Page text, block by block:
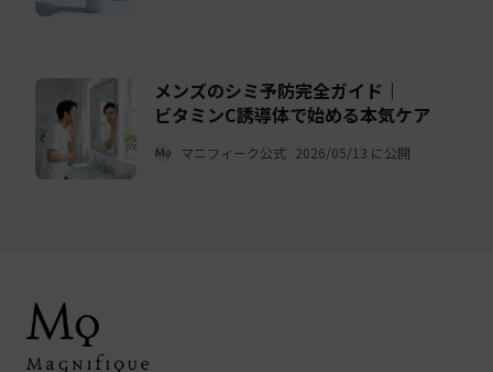
メンズのシミ予防完全ガイド｜
ビタミンC誘導体で始める本気ケア
マニフィーク公式 2026/05/13 に公開